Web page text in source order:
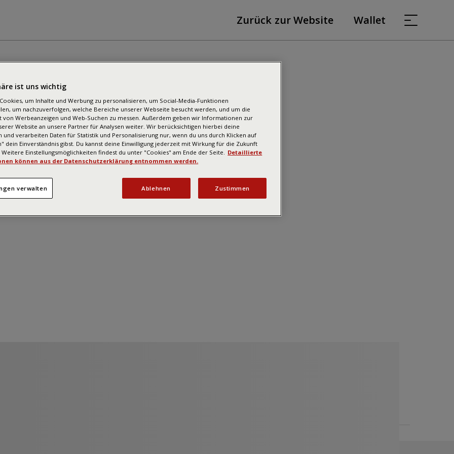
Zurück zur Website Wallet
ist uns wichtig
um Inhalte und Werbung zu personalisieren, um Social-Media-Funktionen
um nachzuverfolgen, welche Bereiche unserer Webseite besucht werden, und um die
von Werbeanzeigen und Web-Suchen zu messen. Außerdem geben wir Informationen zur
Website an unsere Partner für Analysen weiter. Wir berücksichtigen hierbei deine
und verarbeiten Daten für Statistik und Personalisierung nur, wenn du uns durch Klicken auf
dein Einverständnis gibst. Du kannst deine Einwilligung jederzeit mit Wirkung für die Zukunft
Einstellungsmöglichkeiten findest du unter "Cookies" am Ende der Seite.
Detaillierte
können aus der Datenschutzerklärung entnommen werden.
Ablehnen Zustimmen
verwalten